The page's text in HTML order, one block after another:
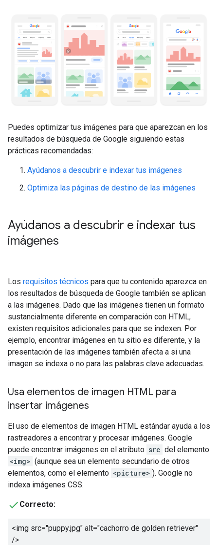
Puedes optimizar tus imágenes para que aparezcan en los
resultados de búsqueda de Google siguiendo estas
prácticas recomendadas:
Ayúdanos a descubrir e indexar tus imágenes
Optimiza las páginas de destino de las imágenes
Ayúdanos a descubrir e indexar tus
imágenes
Los requisitos técnicos para que tu contenido aparezca en
los resultados de búsqueda de Google también se aplican
a las imágenes. Dado que las imágenes tienen un formato
sustancialmente diferente en comparación con HTML,
existen requisitos adicionales para que se indexen. Por
ejemplo, encontrar imágenes en tu sitio es diferente, y la
presentación de las imágenes también afecta a si una
imagen se indexa o no para las palabras clave adecuadas.
Usa elementos de imagen HTML para
insertar imágenes
El uso de elementos de imagen HTML estándar ayuda a los
rastreadores a encontrar y procesar imágenes. Google
puede encontrar imágenes en el atributo src del elemento
<img> (aunque sea un elemento secundario de otros
elementos, como el elemento <picture> ). Google no
indexa imágenes CSS.
Correcto:
<img src="puppy.jpg" alt="cachorro de golden retriever"
/>